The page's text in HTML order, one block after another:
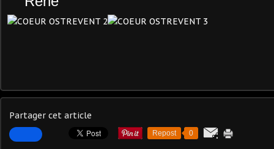
Partager cet article
Repost 0